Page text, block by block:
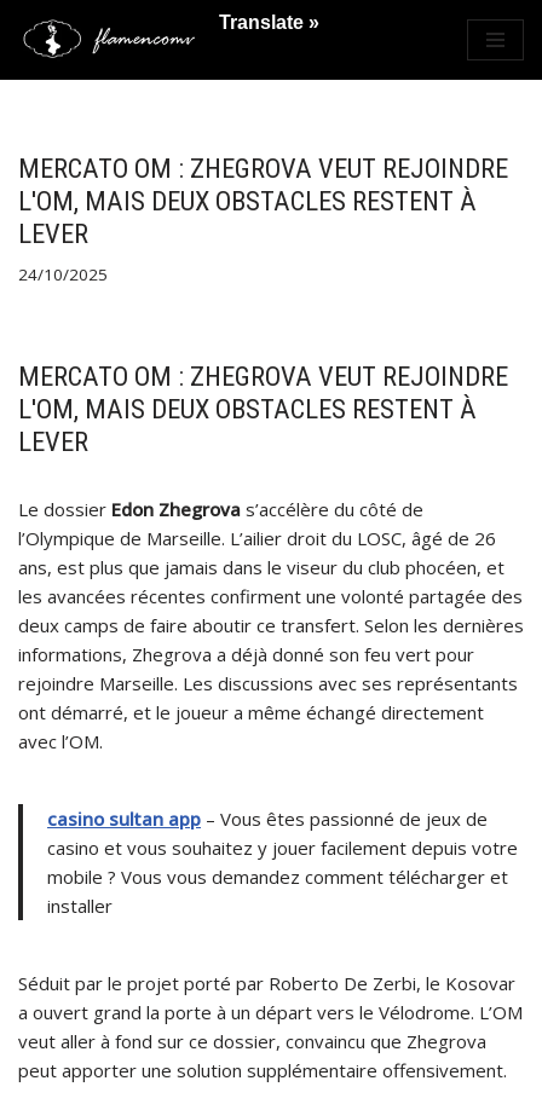
Saltar
MERCATO OM : ZHEGROVA VEUT REJOINDRE
L'OM, MAIS DEUX OBSTACLES RESTENT À
LEVER
24/10/2025
MERCATO OM : ZHEGROVA VEUT REJOINDRE
L'OM, MAIS DEUX OBSTACLES RESTENT À
LEVER
Le dossier Edon Zhegrova s’accélère du côté de
l’Olympique de Marseille. L’ailier droit du LOSC, âgé de 26
ans, est plus que jamais dans le viseur du club phocéen, et
les avancées récentes confirment une volonté partagée des
deux camps de faire aboutir ce transfert. Selon les dernières
informations, Zhegrova a déjà donné son feu vert pour
rejoindre Marseille. Les discussions avec ses représentants
ont démarré, et le joueur a même échangé directement
avec l’OM.
casino sultan app – Vous êtes passionné de jeux de
casino et vous souhaitez y jouer facilement depuis votre
mobile ? Vous vous demandez comment télécharger et
installer
Séduit par le projet porté par Roberto De Zerbi, le Kosovar
a ouvert grand la porte à un départ vers le Vélodrome. L’OM
veut aller à fond sur ce dossier, convaincu que Zhegrova
peut apporter une solution supplémentaire offensivement.
Translate »